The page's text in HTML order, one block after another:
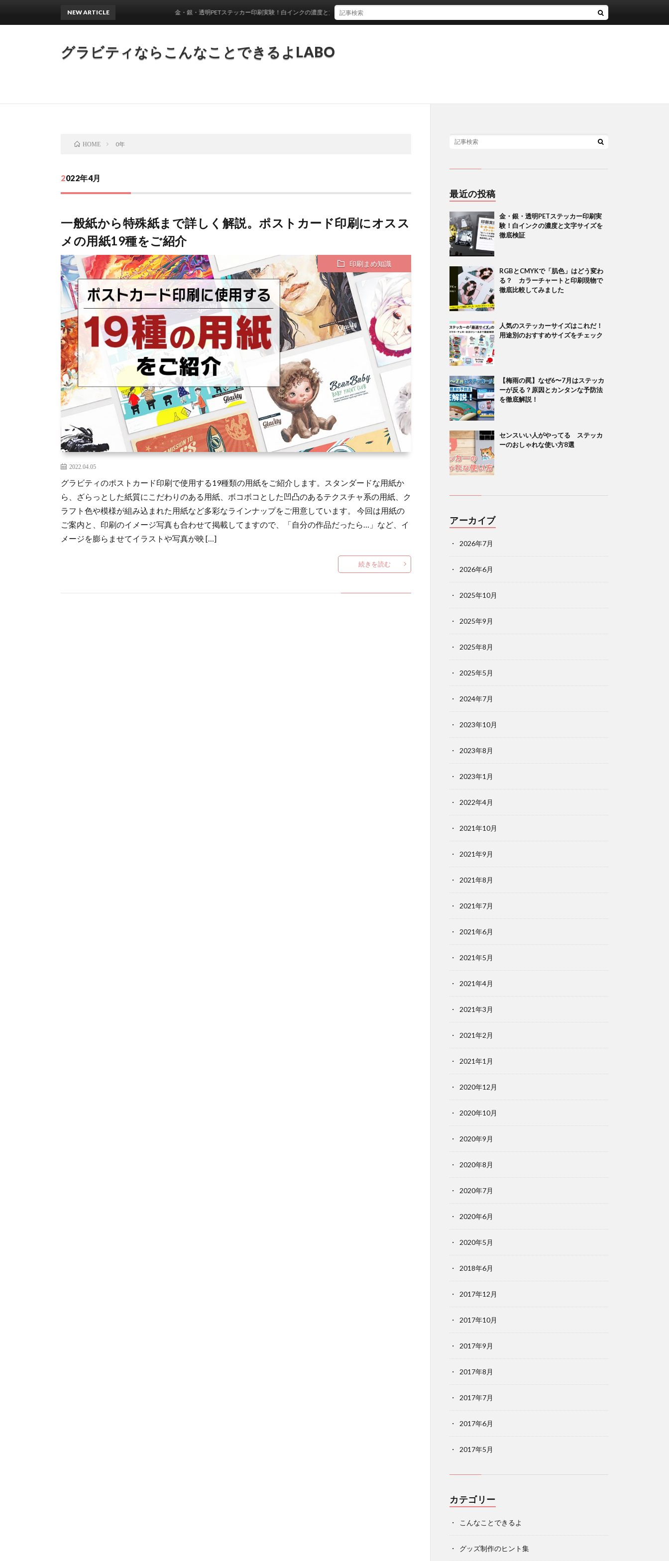
グラビティならこんなことできるよLABO
NEW ARTICLE 金・銀・透明PETステッカー印刷実験！白インクの濃度と文字サイズを徹底検証
HOME 0年
2022年4月
一般紙から特殊紙まで詳しく解説。ポストカード印刷にオスス
メの用紙19種をご紹介
印刷まめ知識
2022.04.05
グラビティのポストカード印刷で使用する19種類の用紙をご紹介します。スタンダードな用紙か
ら、ざらっとした紙質にこだわりのある用紙、ボコボコとした凹凸のあるテクスチャ系の用紙、ク
ラフト色や模様が組み込まれた用紙など多彩なラインナップをご用意しています。 今回は用紙の
ご案内と、印刷のイメージ写真も合わせて掲載してますので、「自分の作品だったら…」など、イ
メージを膨らませてイラストや写真が映 […]
続きを読む
最近の投稿
金・銀・透明PETステッカー印刷実
験！白インクの濃度と文字サイズを
徹底検証
RGBとCMYKで「肌色」はどう変わ
る？ カラーチャートと印刷現物で
徹底比較してみました
人気のステッカーサイズはこれだ！
用途別のおすすめサイズをチェック
【梅雨の罠】なぜ6〜7月はステッカ
ーが反る？原因とカンタンな予防法
を徹底解説！
センスいい人がやってる ステッカ
ーのおしゃれな使い方8選
アーカイブ
2026年7月
2026年6月
2025年10月
2025年9月
2025年8月
2025年5月
2024年7月
2023年10月
2023年8月
2023年1月
2022年4月
2021年10月
2021年9月
2021年8月
2021年7月
2021年6月
2021年5月
2021年4月
2021年3月
2021年2月
2021年1月
2020年12月
2020年10月
2020年9月
2020年8月
2020年7月
2020年6月
2020年5月
2018年6月
2017年12月
2017年10月
2017年9月
2017年8月
2017年7月
2017年6月
2017年5月
カテゴリー
こんなことできるよ
グッズ制作のヒント集